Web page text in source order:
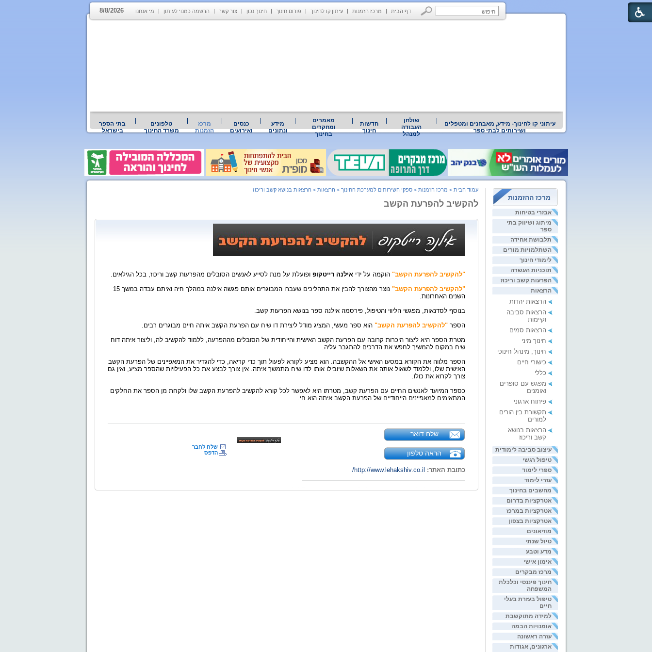
דף הבית מרכז הזמנות עיתון קו לחינוך פורום חינוך חינוך נכון צור קשר הרשמה כמנוי לעיתון מי אנחנו 8/8/2026
עיתוני קו לחינוך- מידע, מאבחנים ומטפלים
ושירותים לבתי ספר
שולחן
העבודה
למנהל
חדשות
חינוך
מאמרים
ומחקרים
בחינוך
מידע
ונתונים
כנסים
ואירועים
מרכז
הזמנות
טלפונים
משרד החינוך
בתי הספר
בישראל
מרכז ההזמנות
אבזרי בטיחות
מיתוג ושיווק בתי
ספר
תלבושת אחידה
השתלמויות מורים
לימודי חינוך
תוכניות העשרה
הפרעות קשב וריכוז
הרצאות
הרצאות יהדות
הרצאות סביבה
וקיימות
הרצאות סמים
חינוך מיני
חינוך, מינהל חינוכי
כישורי חיים
כללי
מפגש עם סופרים
ואומנים
פיתוח ארגוני
תקשורת בין הורים
למורים
הרצאות בנושא
קשב וריכוז
עיצוב סביבה לימודית
טיפול רגשי
ספרי לימוד
עזרי לימוד
מחשבים בחינוך
אטרקציות בדרום
אטרקציות במרכז
אטרקציות בצפון
מוזיאונים
טיול שנתי
מדע וטבע
אימון אישי
מרכז מבקרים
חינוך פיננסי וכלכלת
המשפחה
טיפול בעזרת בעלי
חיים
למידה מתוקשבת
אומנויות הבמה
עזרה ראשונה
ארגונים, אגודות
עמוד הבית > מרכז הזמנות > ספקי השירותים למערכת החינוך > הרצאות > הרצאות בנושא קשב וריכוז
להקשיב להפרעת הקשב
"להקשיב להפרעת הקשב" הוקמה על ידיאילנה רייטקופופועלת על מנת לסייע לאנשים הסובלים מהפרעות קשב וריכוז, בכל הגילאים.
"להקשיב להפרעת הקשב"
נוצר מהצורך להבין את התהליכים שעברו המבוגרים אותם פגשה אילנה במהלך חיה ואיתם עבדה במשך 15
השנים האחרונות.
בנוסף לסדנאות, מפגשי הליווי והטיפול, פירסמה אילנה ספר בנושא הפרעות קשב.
הספר"להקשיב להפרעת הקשב" הוא ספר מעשי, המציג מודל ליצירת דו שיח עם הפרעת הקשב איתה חיים מבוגרים רבים.
מטרת הספר היא ליצור היכרות קרובה עם הפרעת הקשב האישית והייחודית של הסובלים מההפרעה, ללמוד להקשיב לה, וליצור איתה דוח
שיח במקום להמשיך לחפש את הדרכים להתגבר עליה.
הספר מלווה את הקורא במסעו האישי אל ההקשבה. הוא מציע לקורא לפעול תוך כדי קריאה, כדי להגדיר את המאפיינים של הפרעת הקשב
האישית שלו, וללמוד לשאול אותה את השאלות שיובילו אותו לדו שיח מתמשך איתה. אין צורך לבצע את כל הפעילויות שהספר מציע, ואין גם
צורך לקרוא את כולו.
כספר המיועד לאנשים החיים עם הפרעת קשב, מטרתו היא לאפשר לכל קורא להקשיב להפרעת הקשב שלו ולקחת מן הספר את החלקים
המתאימים למאפיינים הייחודיים של הפרעת הקשב איתה הוא חי.
שלח דואר
הראה טלפון
כתובת האתר: http://www.lehakshiv.co.il/
שלח לחבר
הדפס